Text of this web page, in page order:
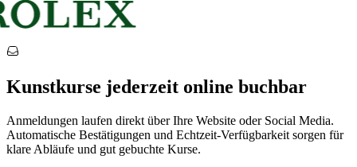
Kunstkurse jederzeit online buchbar
Anmeldungen laufen direkt über Ihre Website oder Social Media.
Automatische Bestätigungen und Echtzeit-Verfügbarkeit sorgen für
klare Abläufe und gut gebuchte Kurse.